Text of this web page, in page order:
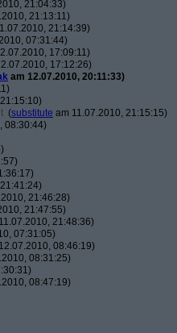
21:04:33)
21:13:11)
21:14:39)
07:31:44)
17:09:11)
17:12:26)
am 12.07.2010, 20:11:33)
(substitute am 11.07.2010, 21:15:15)
08:30:44)
21:46:28)
21:47:55)
21:48:36)
07:31:05)
08:46:19)
08:31:25)
08:47:19)